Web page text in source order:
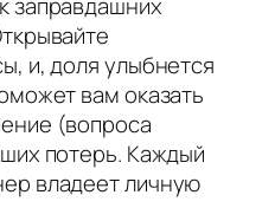
и, доля улыбнется
вам оказать
(вопроса
потерь. Каждый
владеет личную